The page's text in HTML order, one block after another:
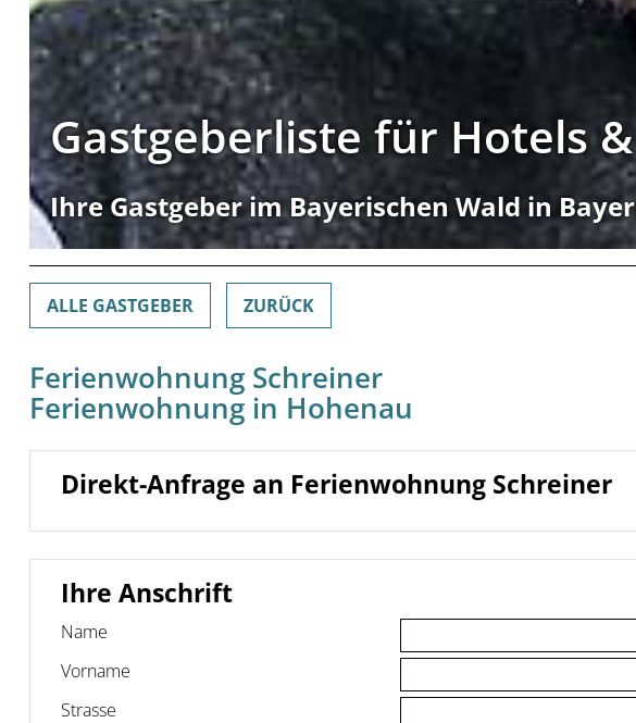
Gastgeberliste für Hotels
Ihre Gastgeber im Bayerischen Wald in
ALLE GASTGEBER ZURÜCK
Ferienwohnung Schreiner
Ferienwohnung in Hohenau
Direkt-Anfrage an Ferienwohnung Schreiner
Ihre Anschrift
Name
Vorname
Strasse